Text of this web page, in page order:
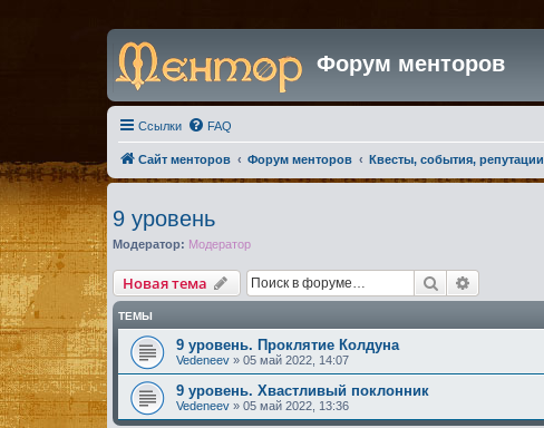
Форум менторов
Ссылки FAQ
Сайт менторов Форум менторов Квесты, события, репутации
9 уровень
Модератор: Модератор
Новая тема Поиск
ТЕМЫ
9 уровень. Проклятие Колдуна
Vedeneev » 05 май 2022, 14:07
9 уровень. Хвастливый поклонник
Vedeneev » 05 май 2022, 13:36